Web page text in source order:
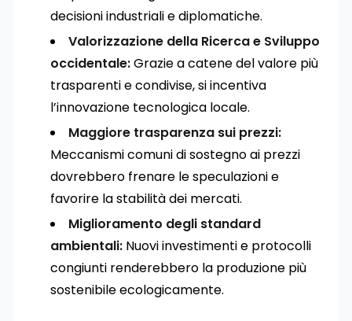
decisioni industriali e diplomatiche.
Valorizzazione della Ricerca e Sviluppo
occidentale:Grazie a catene del valore più
trasparenti e condivise, si incentiva
l’innovazione tecnologica locale.
Maggiore trasparenza sui prezzi:
Meccanismi comuni di sostegno ai prezzi
dovrebbero frenare le speculazioni e
favorire la stabilità dei mercati.
Miglioramento degli standard
ambientali: Nuovi investimenti e protocolli
congiunti renderebbero la produzione più
sostenibile ecologicamente.